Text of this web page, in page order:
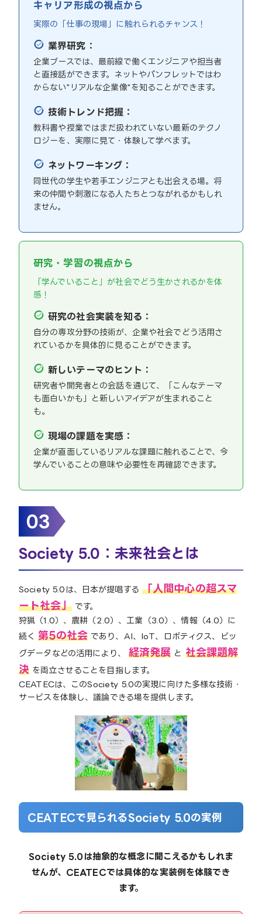
キャリア形成の視点から
実際の「仕事の現場」に触れられるチャンス！
業界研究：
企業ブースでは、最前線で働くエンジニアや担当者
と直接話ができます。ネットやパンフレットではわ
からない"リアルな企業像"を知ることができます。
技術トレンド把握：
教科書や授業ではまだ扱われていない最新のテクノ
ロジーを、実際に見て・体験して学べます。
ネットワーキング：
同世代の学生や若手エンジニアとも出会える場。将
来の仲間や刺激になる人たちとつながれるかもしれ
ません。
研究・学習の視点から
「学んでいること」が社会でどう生かされるかを体
感！
研究の社会実装を知る：
自分の専攻分野の技術が、企業や社会でどう活用さ
れているかを具体的に見ることができます。
新しいテーマのヒント：
研究者や開発者との会話を通じて、「こんなテーマ
も面白いかも」と新しいアイデアが生まれること
も。
現場の課題を実感：
企業が直面しているリアルな課題に触れることで、今
学んでいることの意味や必要性を再確認できます。
03
Society 5.0：未来社会とは
Society 5.0は、日本が提唱する 「人間中心の超スマ
ート社会」 です。
狩猟（1.0）、農耕（2.0）、工業（3.0）、情報（4.0）に
続く 第5の社会 であり、AI、IoT、ロボティクス、ビッ
グデータなどの活用により、
経済発展 と 社会課題解
決 を両立させることを目指します。
CEATECは、このSociety 5.0の実現に向けた多様な技術・
サービスを体験し、議論できる場を提供します。
CEATECで見られるSociety 5.0の実例
Society 5.0は抽象的な概念に聞こえるかもしれま
せんが、CEATECでは具体的な実装例を体験でき
ます。